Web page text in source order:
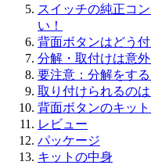
スイッチの純正コ
い！
背面ボタンはどう
分解・取付けは意
要注意：分解をす
取り付けられるの
背面ボタンのキッ
レビュー
パッケージ
キットの中身